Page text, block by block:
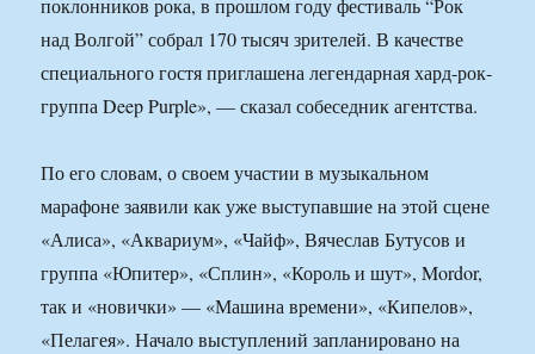
поклонников рока, в прошлом году фестиваль “Рок
над Волгой” собрал 170 тысяч зрителей. В качестве
специального гостя приглашена легендарная хард-рок-
группа Deep Purple», — сказал собеседник агентства.
По его словам, о своем участии в музыкальном
марафоне заявили как уже выступавшие на этой сцене
«Алиса», «Аквариум», «Чайф», Вячеслав Бутусов и
группа «Юпитер», «Сплин», «Король и шут», Mordor,
так и «новички» — «Машина времени», «Кипелов»,
«Пелагея». Начало выступлений запланировано на